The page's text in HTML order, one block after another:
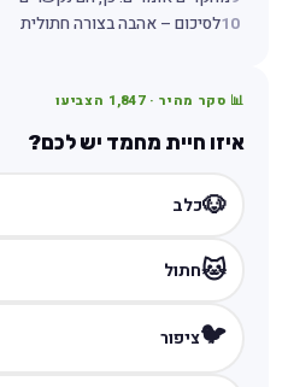
10לסיכום – אהבה בצורה חתולית
📊 סקר מהיר ·1,847 הצביעו
איזו חיית מחמד יש לכם?
🐶כלב
🐱חתול
🐦ציפור